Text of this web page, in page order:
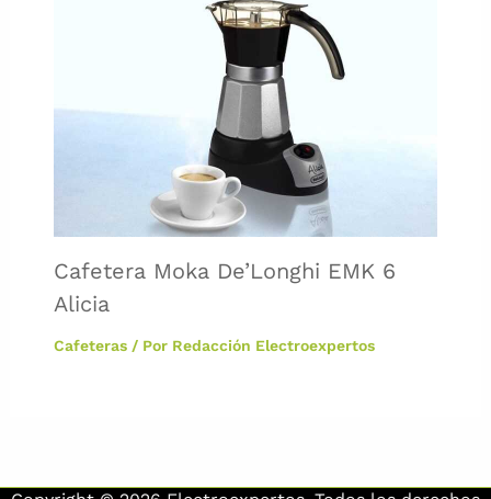
Cafetera Moka De’Longhi EMK 6
Alicia
Cafeteras/ Por Redacción Electroexpertos